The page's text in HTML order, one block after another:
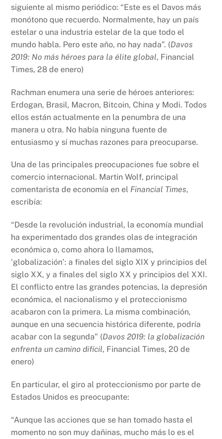
siguiente al mismo periódico: “Este es el Davos más
monótono que recuerdo. Normalmente, hay un país
estelar o una industria estelar de la que todo el
mundo habla. Pero este año, no hay nada”. (Davos
2019: No más héroes para la élite global, Financial
Times, 28 de enero)
Rachman enumera una serie de héroes anteriores:
Erdogan, Brasil, Macron, Bitcoin, China y Modi. Todos
ellos están actualmente en la penumbra de una
manera u otra. No había ninguna fuente de
entusiasmo y sí muchas razones para preocuparse.
Una de las principales preocupaciones fue sobre el
comercio internacional. Martin Wolf, principal
comentarista de economía en el Financial Times,
escribía:
“Desde la revolución industrial, la economía mundial
ha experimentado dos grandes olas de integración
económica o, como ahora lo llamamos,
‘globalización’: a finales del siglo XIX y principios del
siglo XX, y a finales del siglo XX y principios del XXI.
El conflicto entre las grandes potencias, la depresión
económica, el nacionalismo y el proteccionismo
acabaron con la primera. La misma combinación,
aunque en una secuencia histórica diferente, podría
acabar con la segunda” (Davos 2019: la globalización
enfrenta un camino difícil, Financial Times, 20 de
enero)
En particular, el giro al proteccionismo por parte de
Estados Unidos es preocupante:
“Aunque las acciones que se han tomado hasta el
momento no son muy dañinas, mucho más lo es el